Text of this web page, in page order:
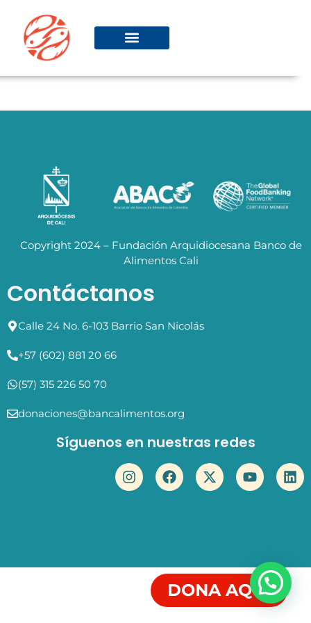
Copyright 2024 – Fundación Arquidiocesana Banco de
Alimentos Cali
Contáctanos
Calle 24 No. 6-103 Barrio San Nicolás
+57 (602) 881 20 66
(57) 315 226 50 70
donaciones@bancalimentos.org
Síguenos en nuestras redes
DONA AQUÍ